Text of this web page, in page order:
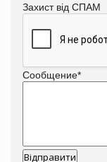
Захист від СПАМ
Сообщение*